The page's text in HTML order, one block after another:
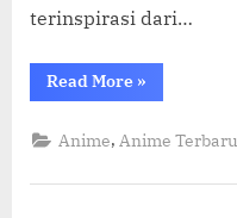
terinspirasi dari…
Read More“Attack
on
Murder
Mystery
Digarap
»
Anime, Anime Terbaru